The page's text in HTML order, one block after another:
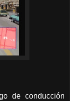
de conducción